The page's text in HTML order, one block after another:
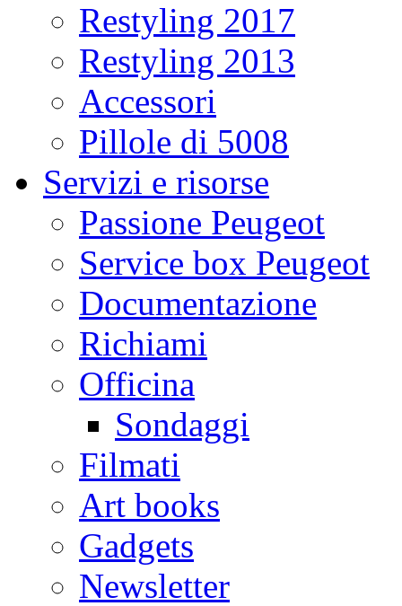
Restyling 2017
Restyling 2013
Accessori
Pillole di 5008
Servizi e risorse
Passione Peugeot
Service box Peugeot
Documentazione
Richiami
Officina
Sondaggi
Filmati
Art books
Gadgets
Newsletter